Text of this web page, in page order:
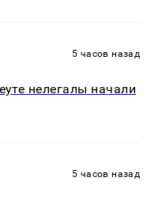
5 часов назад
нелегалы начали
5 часов назад